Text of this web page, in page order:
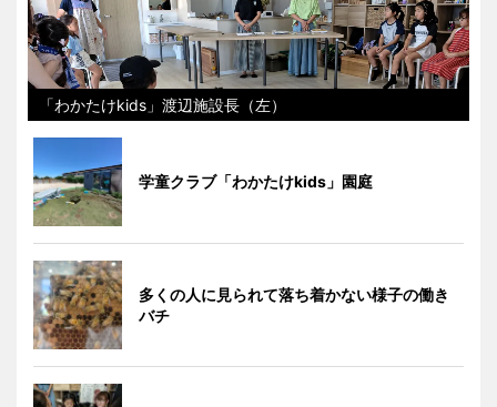
「わかたけkids」渡辺施設長（左）
学童クラブ「わかたけkids」園庭
多くの人に見られて落ち着かない様子の働き
バチ